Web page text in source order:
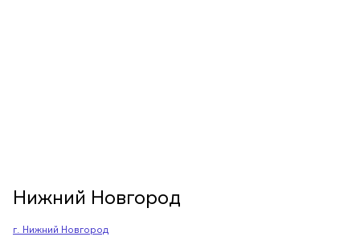
Нижний Новгород
г. Нижний Новгород